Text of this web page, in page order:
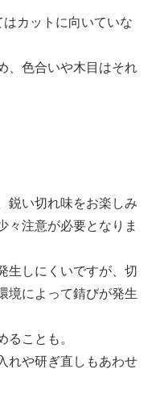
はカットに向いていな
、色合いや木目はそれ
鋭い切れ味をお楽しみ
々注意が必要となりま
生しにくいですが、切
境によって錆びが発生
ることも。
れや研ぎ直しもあわせ